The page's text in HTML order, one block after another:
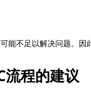
能不足以解决问题。
流程的建议